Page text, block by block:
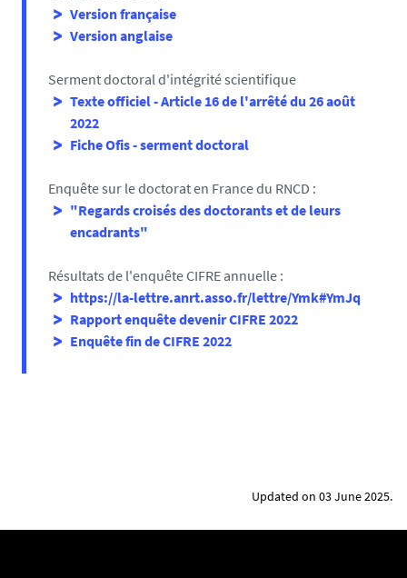
ces deux missions, l'ADOUM organise des évènements
réguliers au sein de l'université (Café Thèse) ou à
retrouver nombreux·ses !
Coordonnées :
Contact :adoum@univ-lemans.fr
Serveur discord :https://discord.gg/HAeNyJdSV3
cid=YWRvdW0ubGVtYW5zQGdtYWlsLmNvbQ
NANTES
Jean-Rouxel - Student and Young Researchers
Association)
L'association IMN-SYRA, créée en septembre 2019, vise
Version française
Version anglaise
Serment doctoral d'intégrité scientifique
Texte officiel - Article 16 de l'arrêté du 26 août
2022
Fiche Ofis - serment doctoral
Enquête sur le doctorat en France du RNCD :
"Regards croisés des doctorants et de leurs
encadrants"
Résultats de l'enquête CIFRE annuelle :
https://la-lettre.anrt.asso.fr/lettre/Ymk#YmJq
Rapport enquête devenir CIFRE 2022
Enquête fin de CIFRE 2022
Updated on 03 June 2025.